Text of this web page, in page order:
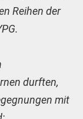
Reihen der
durften,
mit